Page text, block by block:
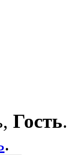
Гость
.